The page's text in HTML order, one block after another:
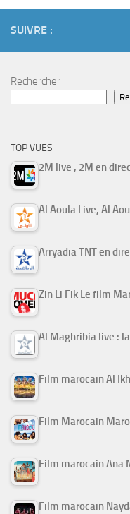
SUIVRE :
Rechercher
TOP VUES
2M live , 2M en
Al Aoula Live, Al
Arryadia TNT en
Al Maghribia live :